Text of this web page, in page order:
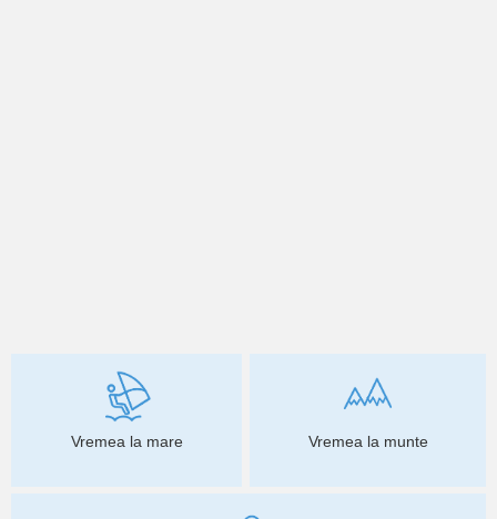
Vremea la mare Vremea la munte